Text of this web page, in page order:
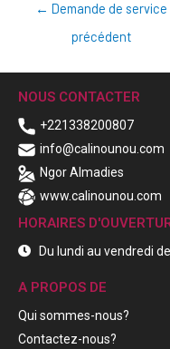
← Demande de service
précédent
NOUS CONTACTER
+221338200807
info@calinounou.com
Ngor Almadies
www.calinounou.com
HORAIRES
Du lundi au vendredi
A PROPOS DE
Qui sommes-nous?
Contactez-nous?